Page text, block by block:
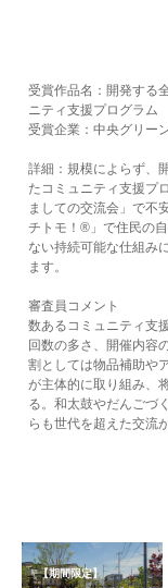
受賞作品名：開発する
ニティ支援プログラム
受賞企業：中央グリー
詳細：規模によらず、
たコミュニティ支援プ
ましての交流会」で不
チトモ！®」で住民の
ない持続可能な仕組み
ます。
審査員コメント
数あるコミュニティ支
回数の多さ、開催内容
割としては物品補助や
が主体的に取り組み、
る。和太鼓やだんごづ
らも世代を超えた交流
【期間限定】